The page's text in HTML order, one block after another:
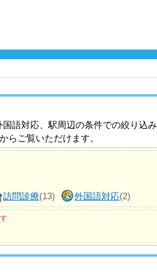
語対応、駅周辺の条件での絞り込み
からご覧いただけます。
訪問診療(13) 外国語対応(2)